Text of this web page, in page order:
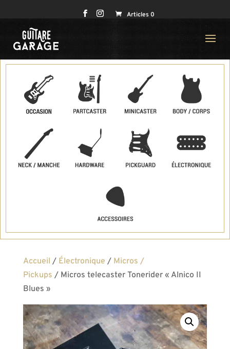
Articles 0
Accueil / Électronique / Micros /
Pickups / Micros telecaster Tonerider « Alnico II
Blues »